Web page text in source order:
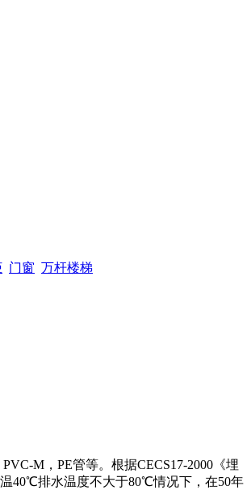
门窗 万杆楼梯
M，PE管等。根据CECS17-2000《埋
40℃排水温度不大于80℃情况下，在50年